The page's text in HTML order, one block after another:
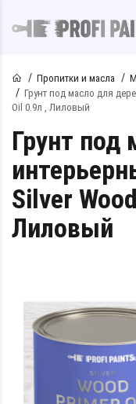
Пропитки и масла
Грунт под масло для
Oil 0.9л , Лиловый
Грунт под
Silver
Лиловый